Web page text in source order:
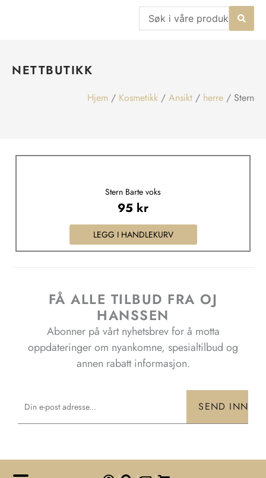
Search
...
NETTBUTIKK
Hjem / Kosmetikk / Ansikt / herre / Stern
Stern Barte voks
95 kr
LEGG I HANDLEKURV
FÅ ALLE TILBUD FRA OJ
HANSSEN
Abonner på vårt nyhetsbrev for å motta
oppdateringer om nyankomne, spesialtilbud og
annen rabatt informasjon.
SEND INN